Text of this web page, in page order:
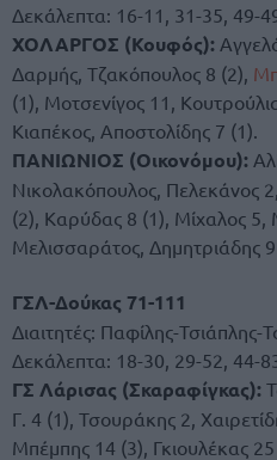
Δεκάλεπτα: 16-11, 31-35, 49-
ΧΟΛΑΡΓΟΣ (Κουφός):
Δαρμής, Τζακόπουλος 8 (2),
(1), Μοτσενίγος 11,
Κιαπέκος, Αποστολίδης 7 (1).
ΠΑΝΙΩΝΙΟΣ (Οικονόμου):
Νικολακόπουλος, Πελεκάνος
(2), Καρύδας 8 (1), Μίχαλος 5,
Μελισσαράτος, Δημητριάδης 9
ΓΣΛ-Δούκας 71-111
Διαιτητές: Παφίλης-Τσιάπλης-
Δεκάλεπτα: 18-30, 29-52, 44-
ΓΣ Λάρισας (Σκαραφίγκας):
Γ. 4 (1), Τσουράκης 2,
Μπέμπης 14 (3), Γκιουλέκας